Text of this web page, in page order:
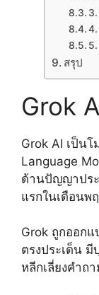
4.
สรุป
Grok
Grok AI เป็น
Language
ด้านปัญญาประ
แรกในเดือนพ
Grok ถูกออก
ตรงประเด็น
หลีกเลี่ยงคำถ